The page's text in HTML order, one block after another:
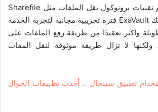
عن خدمات تستخدم تقنيات بروتوكول نقل الملفات مثل Sharefile
أو ExaVault. يوفر لك ExaVault فترة تجريبية مجانية لتجربة الخدمة
وأكثر تعقيدًا من طريقة رفع الملفات على
ولكنها لا تزال طريقة موثوقة لنقل المفات
تطبيق سينجال .. أحدث تطبيقات الجوال